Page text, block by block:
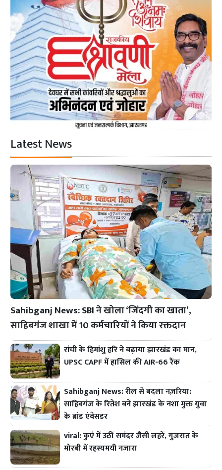
Latest News
Sahibganj News: SBI ने खोला ‘जिंदगी का खाता’,
साहिबगंज शाखा में 10 कर्मचारियों ने किया रक्तदान
रांची के हिमांशु हरि ने बढ़ाया झारखंड का मान,
UPSC CAPF में हासिल की AIR-66 रैंक
Sahibganj News: रील से बदला नज़रिया:
साहिबगंज के रितेश बने झारखंड के नशा मुक्त युवा
के ब्रांड एंबेसडर
viral: कुएं में उठीं समंदर जैसी लहरें, गुजरात के
मोरबी में रहस्यमयी नजारा